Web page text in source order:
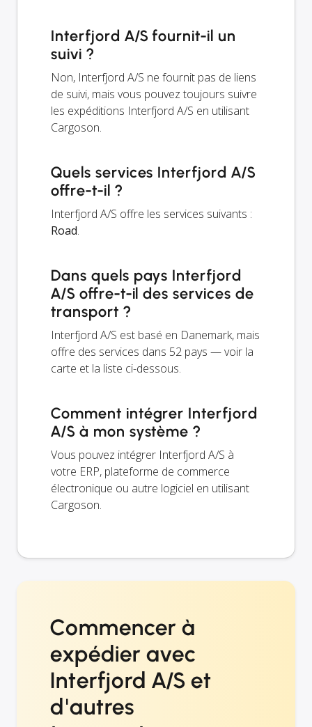
Interfjord A/S fournit-il un
suivi ?
Non, Interfjord A/S ne fournit pas de liens
de suivi, mais vous pouvez toujours suivre
les expéditions Interfjord A/S en utilisant
Cargoson.
Quels services Interfjord A/S
offre-t-il ?
Interfjord A/S offre les services suivants :
Road.
Dans quels pays Interfjord
A/S offre-t-il des services de
transport ?
Interfjord A/S est basé en Danemark, mais
offre des services dans 52 pays — voir la
carte et la liste ci-dessous.
Comment intégrer Interfjord
A/S à mon système ?
Vous pouvez intégrer Interfjord A/S à
votre ERP, plateforme de commerce
électronique ou autre logiciel en utilisant
Cargoson.
Commencer à
expédier avec
Interfjord A/S et
d'autres